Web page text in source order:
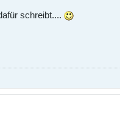
schreibt....